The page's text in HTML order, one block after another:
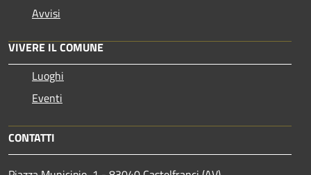
Avvisi
VIVERE IL COMUNE
Luoghi
Eventi
CONTATTI